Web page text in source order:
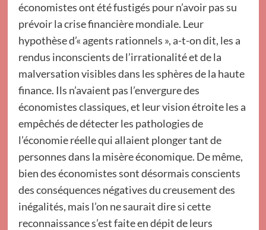
économistes ont été fustigés pour n’avoir pas su
prévoir la crise financière mondiale. Leur
hypothèse d’« agents rationnels », a-t-on dit, les a
rendus inconscients de l’irrationalité et de la
malversation visibles dans les sphères de la haute
finance. Ils n’avaient pas l’envergure des
économistes classiques, et leur vision étroite les a
empêchés de détecter les pathologies de
l’économie réelle qui allaient plonger tant de
personnes dans la misère économique. De même,
bien des économistes sont désormais conscients
des conséquences négatives du creusement des
inégalités, mais l’on ne saurait dire si cette
reconnaissance s’est faite en dépit de leurs